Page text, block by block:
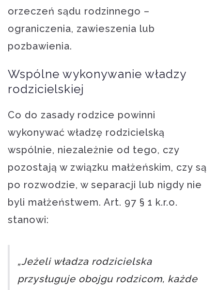
orzeczeń sądu rodzinnego –
ograniczenia, zawieszenia lub
pozbawienia.
Wspólne wykonywanie władzy
rodzicielskiej
Co do zasady rodzice powinni
wykonywać władzę rodzicielską
wspólnie, niezależnie od tego, czy
pozostają w związku małżeńskim, czy są
po rozwodzie, w separacji lub nigdy nie
byli małżeństwem. Art. 97 § 1 k.r.o.
stanowi:
„Jeżeli władza rodzicielska
przysługuje obojgu rodzicom, każde